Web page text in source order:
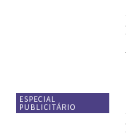
ESPECIAL
PUBLICITÁRIO